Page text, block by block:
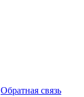
Обратная связь